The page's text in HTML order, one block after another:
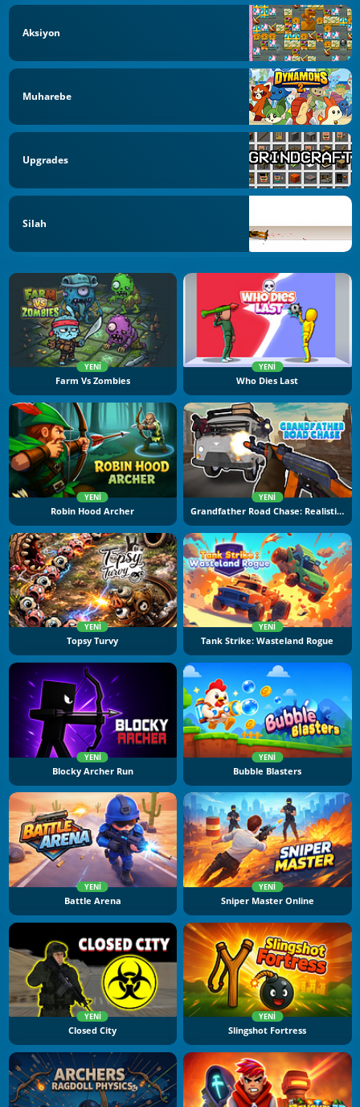
Aksiyon
Muharebe
Upgrades
Silah
YENI
Farm Vs Zombies
YENI
Who Dies Last
YENI
Robin Hood Archer
YENI
Grandfather Road Chase: Realistic Shooter
YENI
Topsy Turvy
YENI
Tank Strike: Wasteland Rogue
YENI
Blocky Archer Run
YENI
Bubble Blasters
YENI
Battle Arena
YENI
Sniper Master Online
YENI
Closed City
YENI
Slingshot Fortress